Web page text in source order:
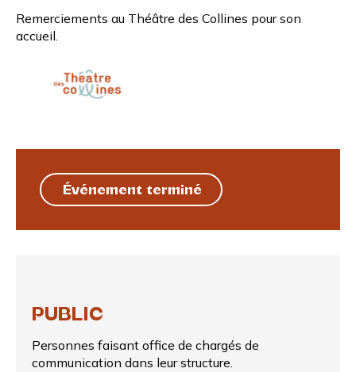
Remerciements au Théâtre des Collines pour son
accueil.
Événement terminé
PUBLIC
Personnes faisant office de chargés de
communication dans leur structure.